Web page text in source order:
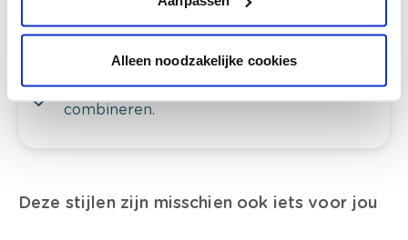
Alleen noodzakelijke cookies
kleurenselectie.
Bekijk er de bijhorende tinten om je kleur
te verfijnen.
Krijg persoonlijk advies om kleuren te
combineren.
Deze stijlen zijn misschien ook iets voor jou